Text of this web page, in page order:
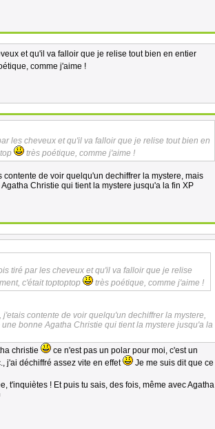
et qu'il va falloir que je relise tout bien en entier
comme j'aime !
les cheveux et qu'il va falloir que je relise tout bien en
très poétique, comme j'aime !
de voir quelqu'un dechiffrer la mystere, mais
Christie qui tient la mystere jusqu'a la fin XP
tiré par les cheveux et qu'il va falloir que je relise
c'était toptoptop
très poétique, comme j'aime !
contente de voir quelqu'un dechiffrer la mystere,
bonne Agatha Christie qui tient la mystere jusqu'a la
christie
ce n'est pas un polar pour moi, c'est un
j'ai déchiffré assez vite en effet
Je me suis dit que ce
t'inquiètes ! Et puis tu sais, des fois, même avec Agatha